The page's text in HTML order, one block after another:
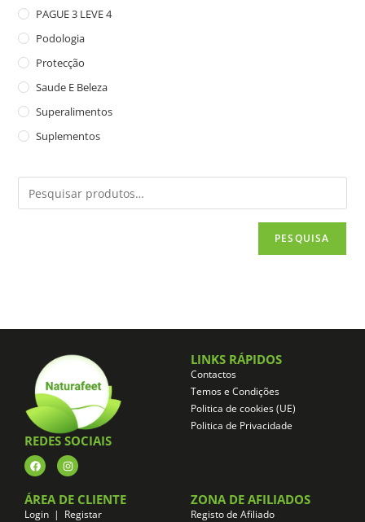
PAGUE 3 LEVE 4
Podologia
Protecção
Saude E Beleza
Superalimentos
Suplementos
PESQUISA
REDES SOCIAIS
LINKS RÁPIDOS
Contactos
Temos e Condições
Politica de cookies (UE)
Politica de Privacidade
ÁREA DE CLIENTE
Login | Registar
ZONA DE AFILIADOS
Registo de Afiliado